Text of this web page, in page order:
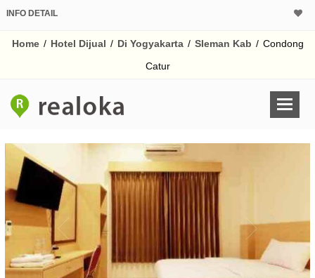
INFO DETAIL
Home / Hotel Dijual / Di Yogyakarta / Sleman Kab / Condong
Catur